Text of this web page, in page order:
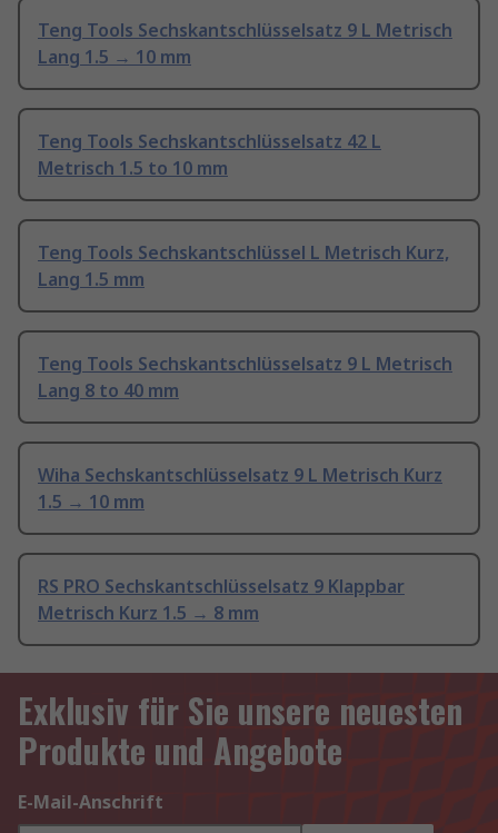
Teng Tools Sechskantschlüsselsatz 9 L Metrisch
Lang 1.5 → 10 mm
Teng Tools Sechskantschlüsselsatz 42 L
Metrisch 1.5 to 10 mm
Teng Tools Sechskantschlüssel L Metrisch Kurz,
Lang 1.5 mm
Teng Tools Sechskantschlüsselsatz 9 L Metrisch
Lang 8 to 40 mm
Wiha Sechskantschlüsselsatz 9 L Metrisch Kurz
1.5 → 10 mm
RS PRO Sechskantschlüsselsatz 9 Klappbar
Metrisch Kurz 1.5 → 8 mm
Exklusiv für Sie unsere neuesten
Produkte und Angebote
E-Mail-Anschrift